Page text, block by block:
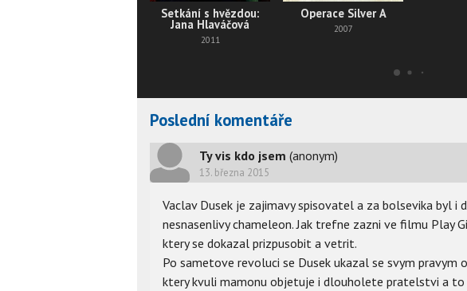
Setkání s hvězdou:
Jana Hlaváčová
2011
Operace Silver A
2007
Poslední komentáře
Ty vis kdo jsem (anonym)
13. března 2015
Vaclav Dusek je zajimavy spisovatel a za bolsevika byl
nesnasenlivy chameleon. Jak trefne zazni ve filmu Play
ktery se dokazal prizpusobit a vetrit.
Po sametove revoluci se Dusek ukazal se svym pravym
ktery kvuli mamonu objetuje i dlouholete pratelstvi a to